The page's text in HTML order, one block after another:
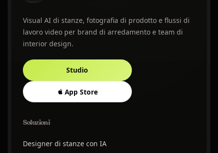
Visual AI di stanze, fotografia di prodotto e flussi di
lavoro video per brand di arredamento e team di
interior design.
Studio
App Store
Soluzioni
Designer di stanze con IA